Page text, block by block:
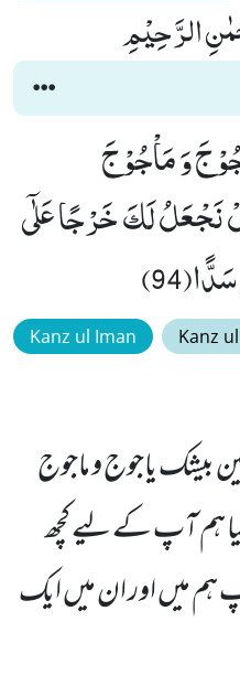
الرَّحِیْمِ
وَ مَاْجُوْجَ
لَكَ خَرْجًا عَلٰۤى
Kanz ul Iman Kanz
بیشک یاجوج و ماجوج
ہم آپ کے لیے کچھ
ہم میں اور ان میں ایک